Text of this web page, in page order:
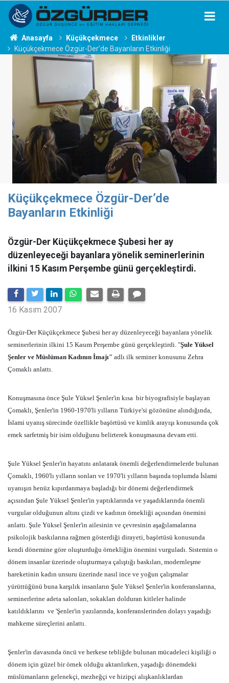
Anasayfa Küçükçekmece
Etkinlikler
Küçükçekmece Özgür-Der’de Bayanların Etkinliği
Küçükçekmece Özgür-Der’de
Bayanların Etkinliği
Özgür-Der Küçükçekmece Şubesi her ay
düzenleyeceği bayanlara yönelik seminerlerinin
ilkini 15 Kasım Perşembe günü gerçekleştirdi.
16 Kasım 2007
Özgür-Der Küçükçekmece Şubesi her ay düzenleyeceği bayanlara yönelik
seminerlerinin ilkini 15 Kasım Perşembe günü gerçekleştirdi. "Şule Yüksel
Şenler ve Müslüman Kadının İmajı" adlı ilk seminer konusunu Zehra
Çomaklı anlattı.
Konuşmasına önce Şule Yüksel Şenler'in kısa bir biyografisiyle başlayan
Çomaklı, Şenler'in 1960-1970'li yılların Türkiye'si gözönüne alındığında,
İslami uyanış sürecinde özellikle başörtüsü ve kimlik arayışı konusunda çok
emek sarfetmiş bir isim olduğunu belirterek konuşmasına devam etti.
Şule Yüksel Şenler'in hayatını anlatarak önemli değerlendirmelerde bulunan
Çomaklı, 1960'lı yılların sonları ve 1970'li yılların başında toplumda İslami
uyanışın henüz kıpırdanmaya başladığı bir dönemi değerlendirmek
açısından Şule Yüksel Şenler'in yaptıklarında ve yaşadıklarında önemli
vurgular olduğunun altını çizdi ve kadının örnekliği açısından önemini
anlattı. Şule Yüksel Şenler'in ailesinin ve çevresinin aşağılamalarına
psikolojik baskılarına rağmen gösterdiği dirayeti, başörtüsü konusunda
kendi dönemine göre oluşturduğu örnekliğin önemini vurguladı. Sistemin o
dönem insanlar üzerinde oluşturmaya çalıştığı baskıları, modernleşme
hareketinin kadın unsuru üzerinde nasıl ince ve yoğun çalışmalar
yürüttüğünü buna karşılık insanların Şule Yüksel Şenler'in konferanslarına,
seminerlerine adeta salonları, sokakları dolduran kitleler halinde
katıldıklarını ve 'Şenler'in yazılarında, konferanslerinden dolayı yaşadığı
mahkeme süreçlerini anlattı.
Şenler'in davasında öncü ve herkese tebliğde bulunan mücadeleci kişiliği o
dönem için güzel bir örnek olduğu aktarılırken, yaşadığı dönemdeki
müslümanların gelenekçi, mezheğçi ve hizipçi alışkanlıklardan